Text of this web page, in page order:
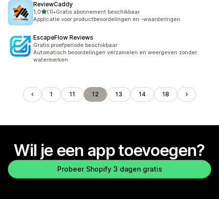
ReviewCaddy
1,0van 5 sterren
(1)
1 recensies in totaal
•Gratis abonnement beschikbaar
Applicatie voor productbeoordelingen en -waarderingen
EscapeFlow Reviews
Gratis proefperiode beschikbaar
Automatisch beoordelingen verzamelen en weergeven zonder
watermerken.
1 11 12 13 14 18
Wil je een app toevoegen?
Probeer Shopify 3 dagen gratis